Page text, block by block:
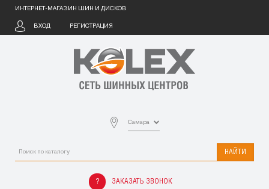
ИНТЕРНЕТ-МАГАЗИН ШИН И ДИСКОВ
ВХОД РЕГИСТРАЦИЯ
Самара
НАЙТИ
ЗАКАЗАТЬ ЗВОНОК